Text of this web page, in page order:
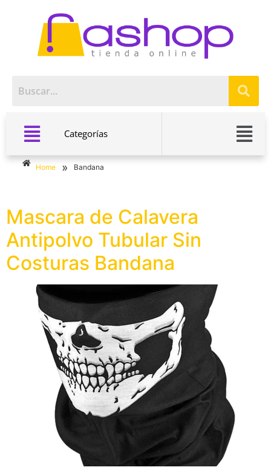
Categorías
Home » Bandana
Mascara de Calavera
Antipolvo Tubular Sin
Costuras Bandana